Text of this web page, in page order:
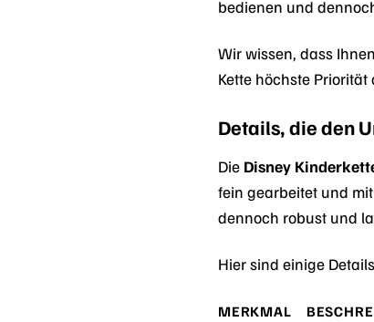
bedienen und
Wir wissen, dass
Kette höchste
Details, die den
Die Disney
fein gearbeitet und
dennoch robust und
Hier sind einige
MERKMAL